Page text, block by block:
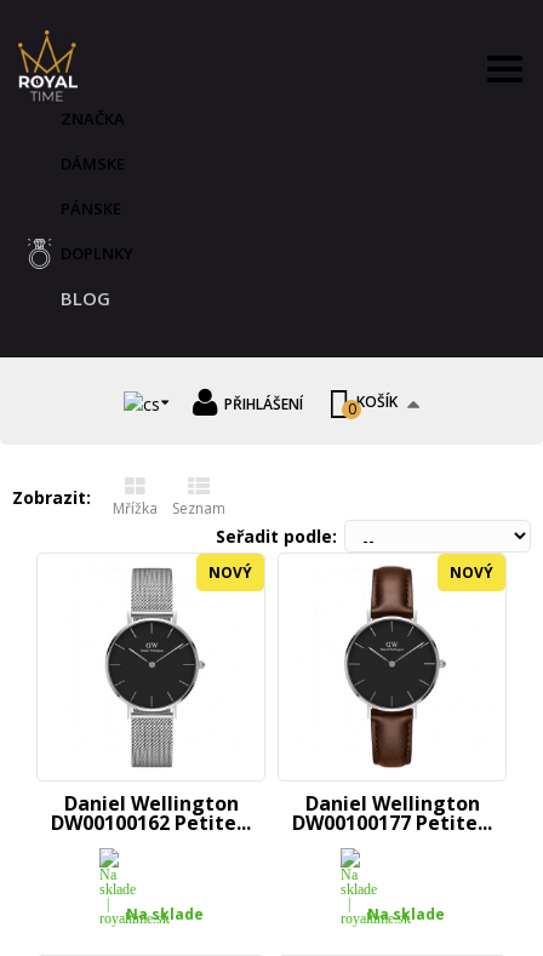
ZNAČKA
DÁMSKE
PÁNSKE
DOPLNKY
BLOG
PŘIHLÁŠENÍ KOŠÍK
0
Zobrazit: Mřížka Seznam
Seřadit podle
NOVÝ
Daniel Wellington
DW00100162 Petite...
Na sklade
NOVÝ
Daniel Wellington
DW00100177 Petite...
Na sklade